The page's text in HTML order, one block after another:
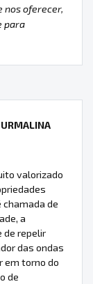
nos oferecer,
para
valorizado
de
a
de repelir
das ondas
em torno do
de